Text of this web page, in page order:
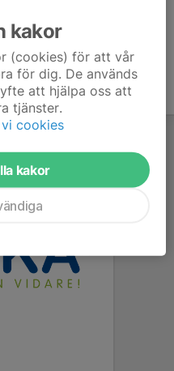
kakor
(cookies) för att vår
för dig. De används
att hjälpa oss att
tjänster.
cookies
kakor